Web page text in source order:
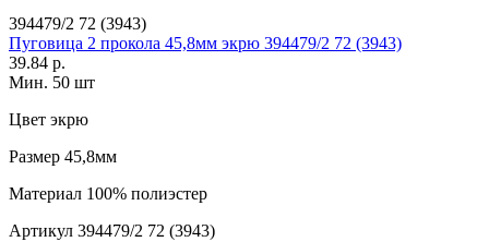
394479/2 72 (3943)
Пуговица 2 прокола 45,8мм экрю 394479/2 72 (3943)
39.84 р.
Мин. 50 шт
Цвет экрю
Размер 45,8мм
Материал 100% полиэстер
Артикул 394479/2 72 (3943)